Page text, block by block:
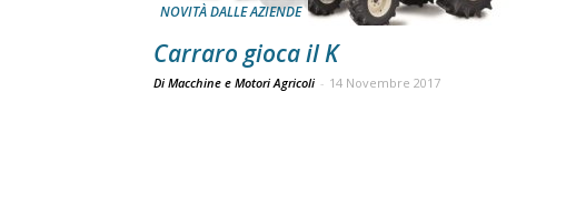
NOVITÀ DALLE AZIENDE
Carraro gioca il K
Di Macchine e Motori Agricoli - 14 Novembre 2017